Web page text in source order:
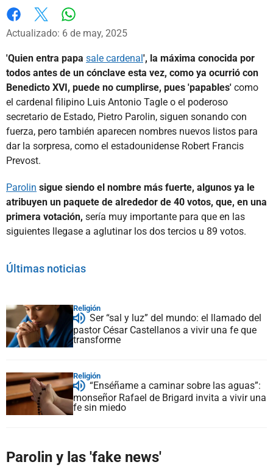
Facebook
X
Actualizado: 6 de may, 2025
'Quien entra papa sale cardenal', la máxima conocida por
todos antes de un cónclave esta vez, como ya ocurrió con
Benedicto XVI, puede no cumplirse, pues 'papables' como
el cardenal filipino Luis Antonio Tagle o el poderoso
secretario de Estado, Pietro Parolin, siguen sonando con
fuerza, pero también aparecen nombres nuevos listos para
dar la sorpresa, como el estadounidense Robert Francis
Prevost.
Parolin sigue siendo el nombre más fuerte, algunos ya le
atribuyen un paquete de alrededor de 40 votos, que, en una
primera votación, sería muy importante para que en las
siguientes llegase a aglutinar los dos tercios u 89 votos.
Últimas noticias
Religión
Ser “sal y luz” del mundo: el llamado del
pastor César Castellanos a vivir una fe que
transforme
Religión
“Enséñame a caminar sobre las aguas”:
monseñor Rafael de Brigard invita a vivir una
fe sin miedo
Parolin y las 'fake news'